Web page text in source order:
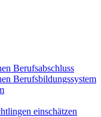
Berufsabschluss
Berufsbildungssystem
einschätzen